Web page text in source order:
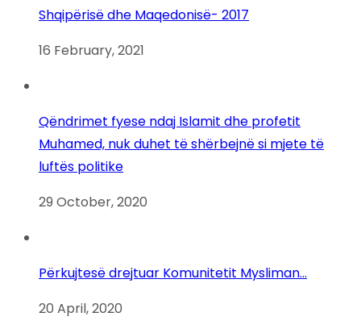
Shqipërisë dhe Maqedonisë- 2017
16 February, 2021
Qëndrimet fyese ndaj Islamit dhe profetit
Muhamed, nuk duhet të shërbejnë si mjete të
luftës politike
29 October, 2020
Përkujtesë drejtuar Komunitetit Mysliman…
20 April, 2020